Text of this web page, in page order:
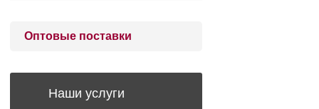
Оптовые поставки
Наши услуги